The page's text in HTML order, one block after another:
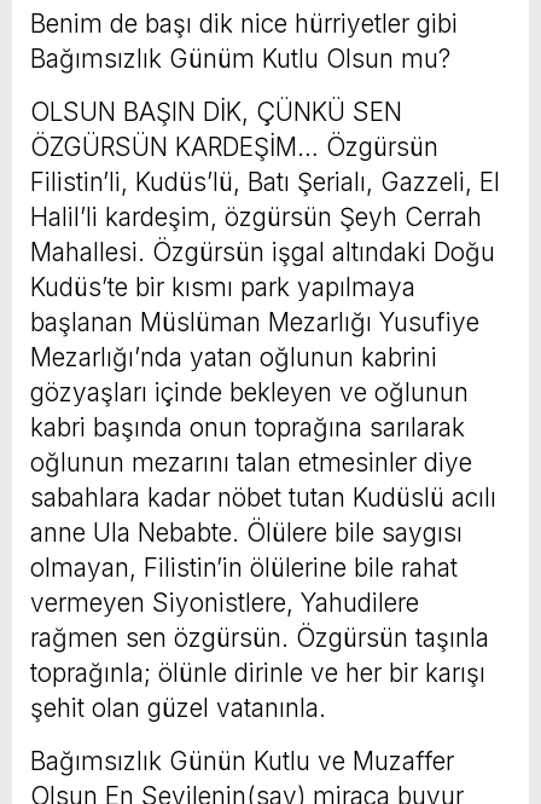
Benim de başı dik nice hürriyetler gibi
Bağımsızlık Günüm Kutlu Olsun mu?
OLSUN BAŞIN DİK, ÇÜNKÜ SEN
ÖZGÜRSÜN KARDEŞİM… Özgürsün
Filistin’li, Kudüs’lü, Batı Şerialı, Gazzeli, El
Halil’li kardeşim, özgürsün Şeyh Cerrah
Mahallesi. Özgürsün işgal altındaki Doğu
Kudüs’te bir kısmı park yapılmaya
başlanan Müslüman Mezarlığı Yusufiye
Mezarlığı’nda yatan oğlunun kabrini
gözyaşları içinde bekleyen ve oğlunun
kabri başında onun toprağına sarılarak
oğlunun mezarını talan etmesinler diye
sabahlara kadar nöbet tutan Kudüslü acılı
anne Ula Nebabte. Ölülere bile saygısı
olmayan, Filistin’in ölülerine bile rahat
vermeyen Siyonistlere, Yahudilere
rağmen sen özgürsün. Özgürsün taşınla
toprağınla; ölünle dirinle ve her bir karışı
şehit olan güzel vatanınla.
Bağımsızlık Günün Kutlu ve Muzaffer
Olsun En Sevilenin(sav) miraca buyur